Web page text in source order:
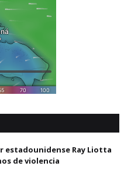
estadounidense Ray Liotta
de violencia